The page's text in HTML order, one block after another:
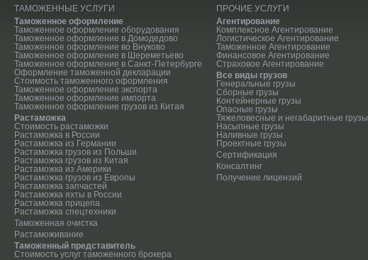
ТАМОЖЕННЫЕ УСЛУГИ
Таможенное оформление
Таможенное оформление оборудования
Таможенное оформление в Домодедово
Таможенное оформление во Внуково
Таможенное оформление в Шереметьево
Таможенное оформление в Санкт-Петербурге
Оформление таможенной декларации
Стоимость таможенного оформления
Таможенное оформление экспорта
Таможенное оформление импорта
Таможенное оформление грузов из Китая
Растаможка
Стоимость растаможки
Растаможка в России
Растаможка из Германии
Растаможка грузов из Польши
Растаможка грузов из Китая
Растаможка из Америки
Растаможка грузов из Европы
Растаможка запчастей
Растаможка яхты в России
Растаможка прицепа
Растаможка спецтехники
Таможенная очистка
Растаможивание
Таможенный представитель
Стоимость услуг таможенного брокера
ПРОЧИЕ УСЛУГИ
Агентирование
Комплексное Агентирование
Логистическое Агентирование
Таможенное Агентирование
Финансовое Агентирование
Страховое Агентирование
Все виды грузов
Генеральные грузы
Сборные грузы
Контейнерные грузы
Опасные грузы
Тяжеловесные и негабаритные грузы
Насыпные грузы
Наливные грузы
Проектные грузы
Сертификация
Консалтинг
Получение лицензий